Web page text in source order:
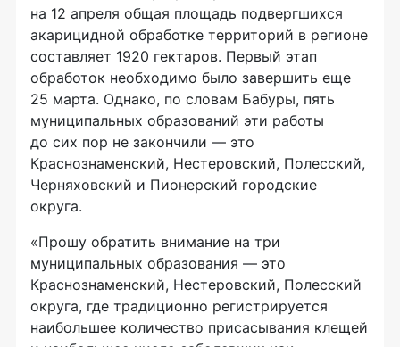
на 12 апреля общая площадь подвергшихся
акарицидной обработке территорий в регионе
составляет 1920 гектаров. Первый этап
обработок необходимо было завершить еще
25 марта. Однако, по словам Бабуры, пять
муниципальных образований эти работы
до сих пор не закончили — это
Краснознаменский, Нестеровский, Полесский,
Черняховский и Пионерский городские
округа.
«Прошу обратить внимание на три
муниципальных образования — это
Краснознаменский, Нестеровский, Полесский
округа, где традиционно регистрируется
наибольшее количество присасывания клещей